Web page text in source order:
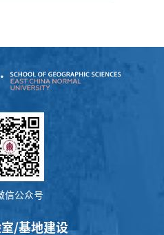
信公众号
/基地建设